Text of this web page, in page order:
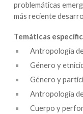
problemáticas
más reciente
Temáticas
Antropología
Género y
Género y
Antropología
Cuerpo y